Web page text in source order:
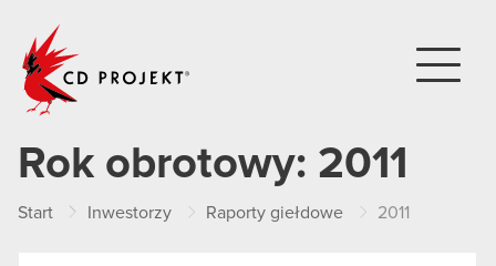
Rok obrotowy: 2011
Start Inwestorzy Raporty giełdowe 2011